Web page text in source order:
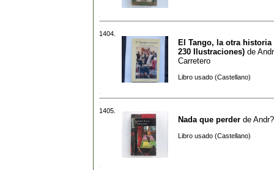
1404.
El Tango, la otra historia
230 Ilustraciones) de
Carretero
Libro usado (Castellano)
1405.
Nada que perder de
Libro usado (Castellano)